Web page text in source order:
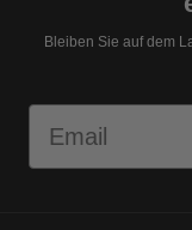
Bleiben Sie auf dem